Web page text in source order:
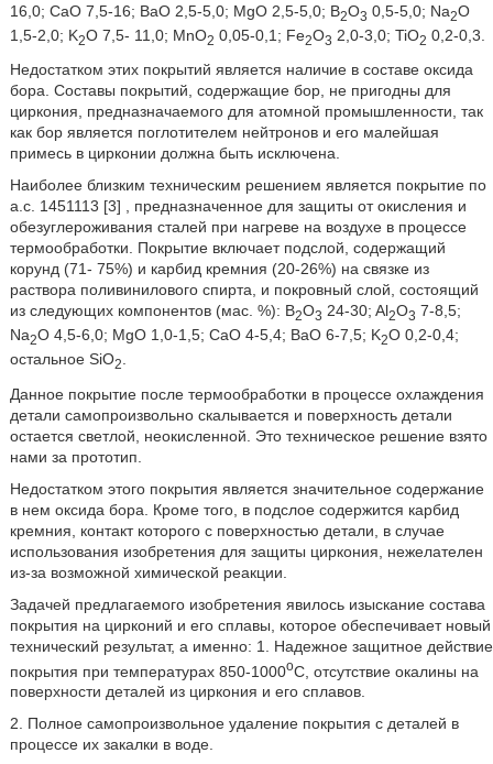
16,0; CaO 7,5-16; BaO 2,5-5,0; MgO 2,5-5,0; B2O3 0,5-5,0; Na2O
1,5-2,0; K2O 7,5- 11,0; MnO2 0,05-0,1; Fe2O3 2,0-3,0; TiO2 0,2-0,3.
Недостатком этих покрытий является наличие в составе оксида
бора. Составы покрытий, содержащие бор, не пригодны для
циркония, предназначаемого для атомной промышленности, так
как бор является поглотителем нейтронов и его малейшая
примесь в цирконии должна быть исключена.
Наиболее близким техническим решением является покрытие по
а.с. 1451113 [3] , предназначенное для защиты от окисления и
обезуглероживания сталей при нагреве на воздухе в процессе
термообработки. Покрытие включает подслой, содержащий
корунд (71- 75%) и карбид кремния (20-26%) на связке из
раствора поливинилового спирта, и покровный слой, состоящий
из следующих компонентов (мас. %): B2O3 24-30; Al2O3 7-8,5;
Na2O 4,5-6,0; MgO 1,0-1,5; CaO 4-5,4; BaO 6-7,5; K2O 0,2-0,4;
остальное SiO2
Данное покрытие после термообработки в процессе охлаждения
детали самопроизвольно скалывается и поверхность детали
остается светлой, неокисленной. Это техническое решение взято
нами за прототип.
Недостатком этого покрытия является значительное содержание
в нем оксида бора. Кроме того, в подслое содержится карбид
кремния, контакт которого с поверхностью детали, в случае
использования изобретения для защиты циркония, нежелателен
из-за возможной химической реакции.
Задачей предлагаемого изобретения явилось изыскание состава
покрытия на цирконий и его сплавы, которое обеспечивает новый
технический результат, а именно: 1. Надежное защитное действие
покрытия при температурах 850-1000oC, отсутствие окалины на
поверхности деталей из циркония и его сплавов.
2. Полное самопроизвольное удаление покрытия с деталей в
процессе их закалки в воде.